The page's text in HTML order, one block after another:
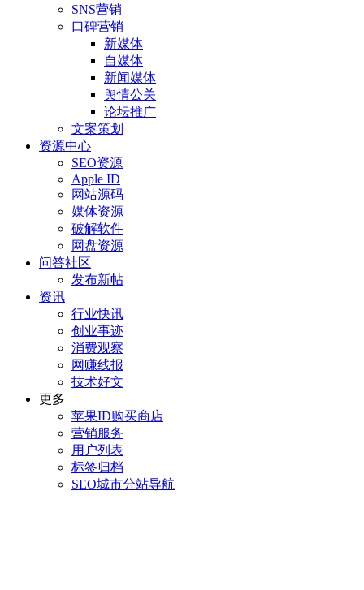
SNS营销
口碑营销
新媒体
自媒体
新闻媒体
舆情公关
论坛推广
文案策划
资源中心
SEO资源
Apple ID
网站源码
媒体资源
破解软件
网盘资源
问答社区
发布新帖
资讯
行业快讯
创业事迹
消费观察
网赚线报
技术好文
更多
苹果ID购买商店
营销服务
用户列表
标签归档
SEO城市分站导航